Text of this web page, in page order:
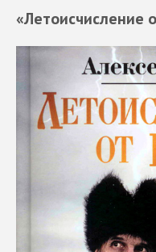
«Летоисчисление